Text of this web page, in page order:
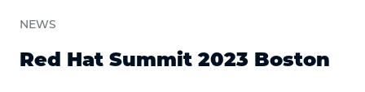
NEWS
Red Hat Summit 2023 Boston